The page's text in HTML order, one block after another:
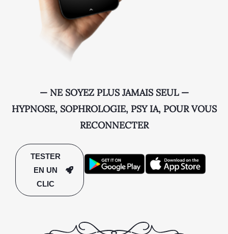
— NE SOYEZ PLUS JAMAIS SEUL —
HYPNOSE, SOPHROLOGIE, PSY IA, POUR VOUS
RECONNECTER
TESTER
EN UN
CLIC